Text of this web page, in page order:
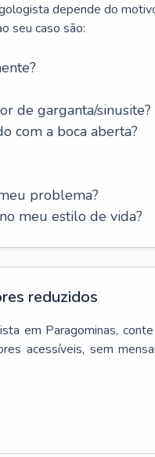
depende do
seu caso são:
de garganta/sinusite?
com a boca aberta?
problema?
meu estilo de vida?
reduzidos
em Paragominas,
acessíveis, sem